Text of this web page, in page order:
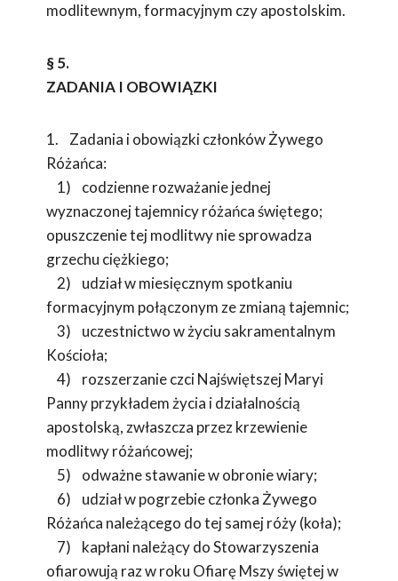
modlitewnym, formacyjnym czy apostolskim.
§ 5.
ZADANIA I OBOWIĄZKI
1. Zadania i obowiązki członków Żywego
Różańca:
1) codzienne rozważanie jednej
wyznaczonej tajemnicy różańca świętego;
opuszczenie tej modlitwy nie sprowadza
grzechu ciężkiego;
2) udział w miesięcznym spotkaniu
formacyjnym połączonym ze zmianą tajemnic;
3) uczestnictwo w życiu sakramentalnym
Kościoła;
4) rozszerzanie czci Najświętszej Maryi
Panny przykładem życia i działalnością
apostolską, zwłaszcza przez krzewienie
modlitwy różańcowej;
5) odważne stawanie w obronie wiary;
6) udział w pogrzebie członka Żywego
Różańca należącego do tej samej róży (koła);
7) kapłani należący do Stowarzyszenia
ofiarowują raz w roku Ofiarę Mszy świętej w